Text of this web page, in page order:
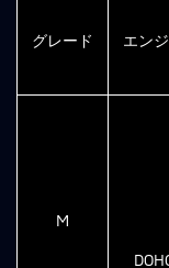
グレード エン
M